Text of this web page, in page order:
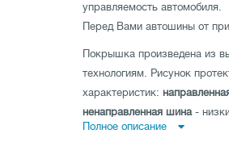
управляемость автомобиля.
Перед Вами автошины от
Покрышка произведена из
технологиям. Рисунок
характеристик:
ненаправленная шина-
дороге по прямой и
Полное описание